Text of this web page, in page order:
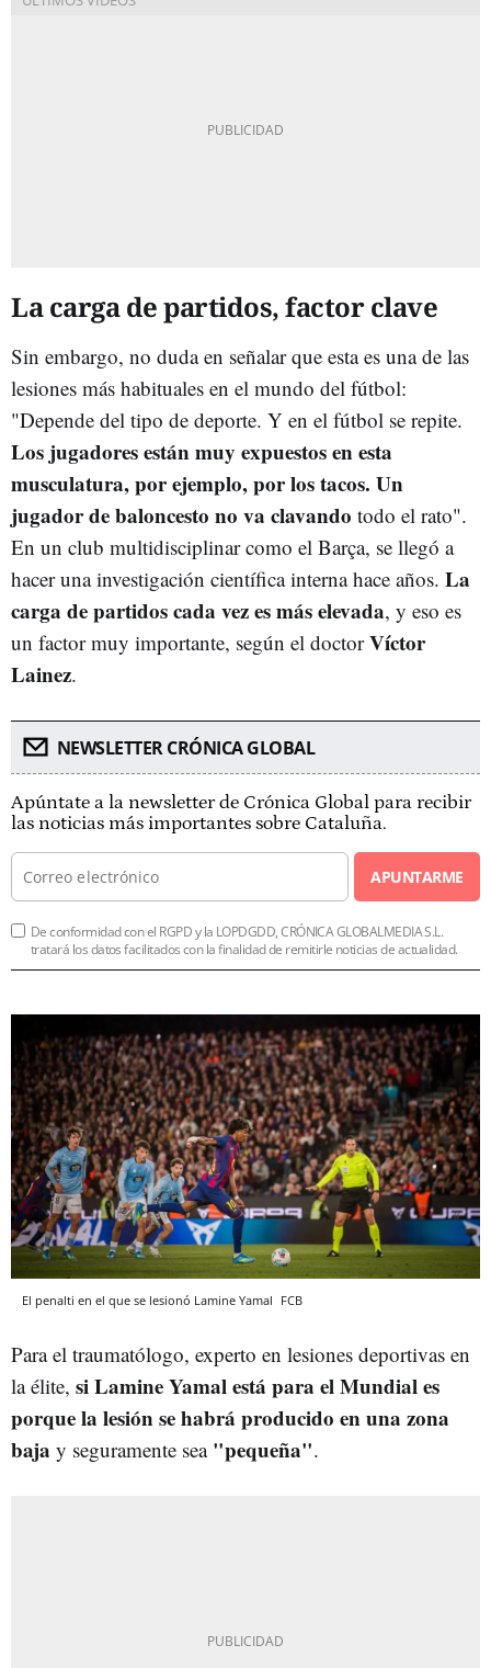
La carga de partidos, factor clave
Sin embargo, no duda en señalar que esta es una de las
lesiones más habituales en el mundo del fútbol:
"Depende del tipo de deporte. Y en el fútbol se repite.
Los jugadores están muy expuestos en esta
musculatura, por ejemplo, por los tacos. Un
jugador de baloncesto no va clavando todo el rato".
En un club multidisciplinar como el Barça, se llegó a
hacer una investigación científica interna hace años. La
carga de partidos cada vez es más elevada, y eso es
un factor muy importante, según el doctorVíctor
Lainez.
NEWSLETTER CRÓNICA GLOBAL
Apúntate a la newsletter de Crónica Global para recibir
las noticias más importantes sobre Cataluña.
APUNTARME
De conformidad con el RGPD y la LOPDGDD, CRÓNICA GLOBALMEDIA S.L.
tratará los datos facilitados con la finalidad de remitirle noticias de actualidad.
El penalti en el que se lesionó Lamine Yamal FCB
Para el traumatólogo, experto en lesiones deportivas en
la élite, si Lamine Yamal está para el Mundial es
porque la lesión se habrá producido en una zona
baja y seguramente sea "pequeña".